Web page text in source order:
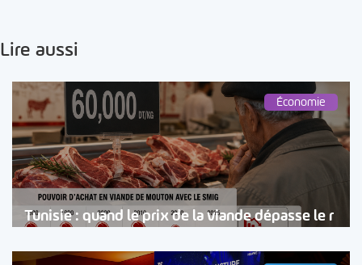
Lire aussi
Économie
Tunisie : quand le prix de la viande dépasse le r